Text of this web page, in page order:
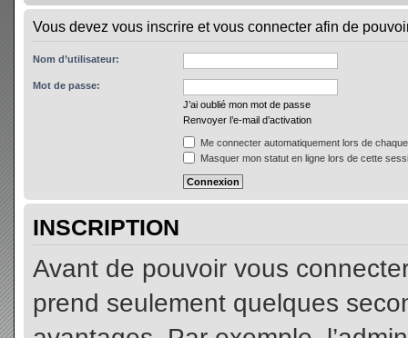
Vous devez vous inscrire et vous connecter afin de
Nom d’utilisateur:
Mot de passe:
J’ai oublié mon mot de passe
Renvoyer l’e-mail d’activation
Me connecter automatiquement lors de
Masquer mon statut en ligne lors de cette
INSCRIPTION
Avant de pouvoir vous
prend seulement quelques